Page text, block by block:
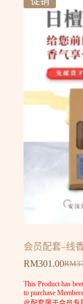
会员配套–线
RM
RM301.00
This Product has
to purchase